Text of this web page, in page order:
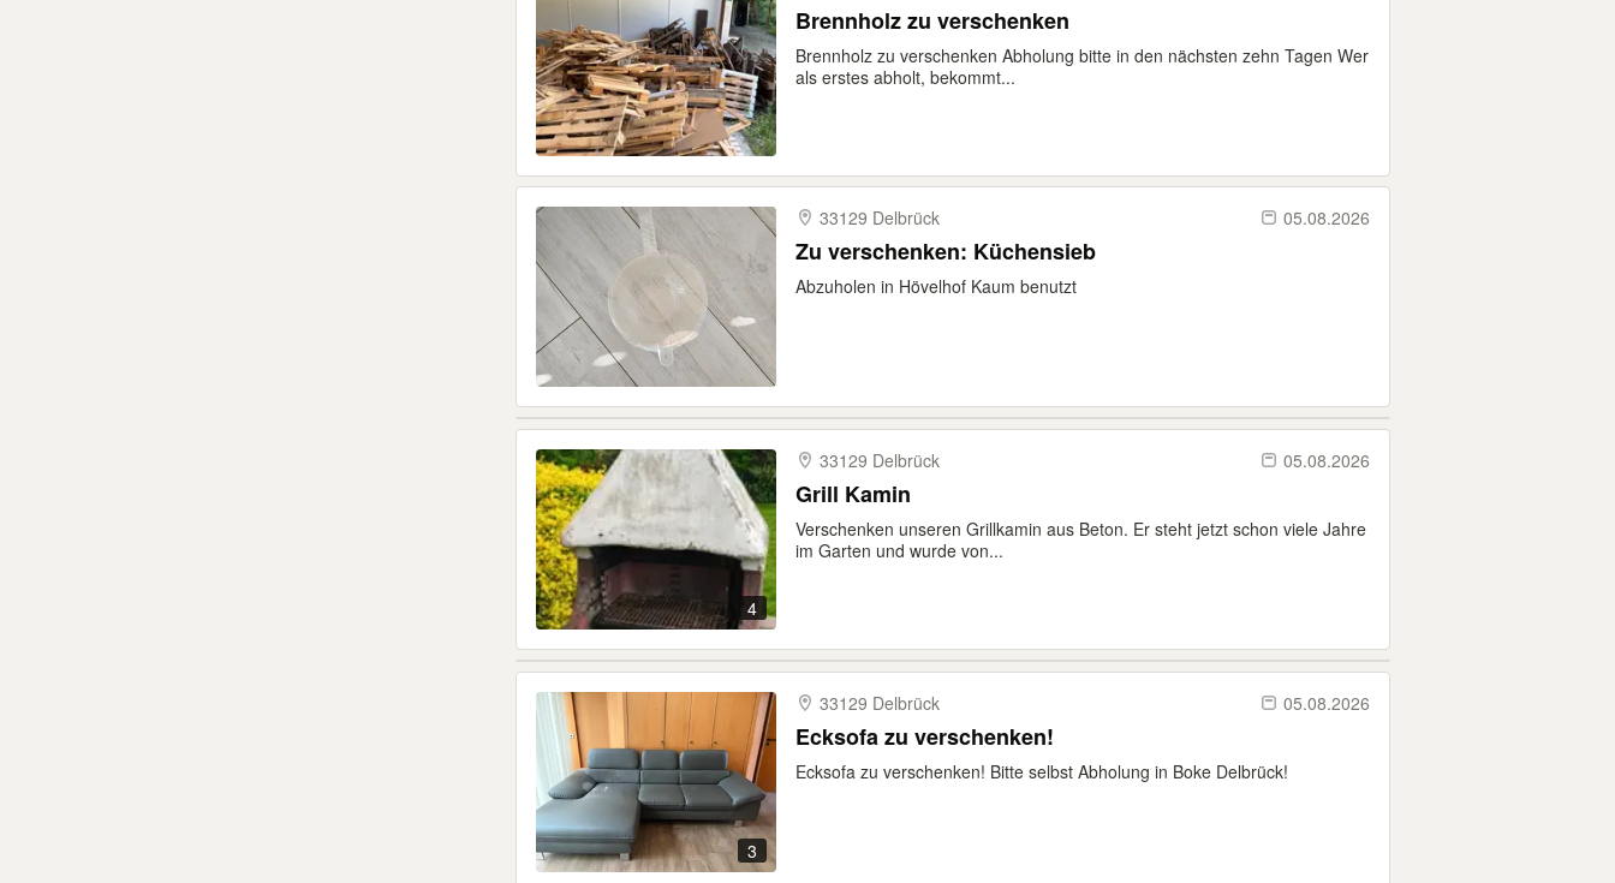
Brennholz zu verschenken
Brennholz zu verschenken Abholung bitte in den nächsten zehn Tagen Wer
als erstes abholt, bekommt...
33129 Delbrück 05.08.2026
Zu verschenken: Küchensieb
Abzuholen in Hövelhof Kaum benutzt
4
33129 Delbrück 05.08.2026
Grill Kamin
Verschenken unseren Grillkamin aus Beton. Er steht jetzt schon viele Jahre
im Garten und wurde von...
3
33129 Delbrück 05.08.2026
Ecksofa zu verschenken!
Ecksofa zu verschenken! Bitte selbst Abholung in Boke Delbrück!